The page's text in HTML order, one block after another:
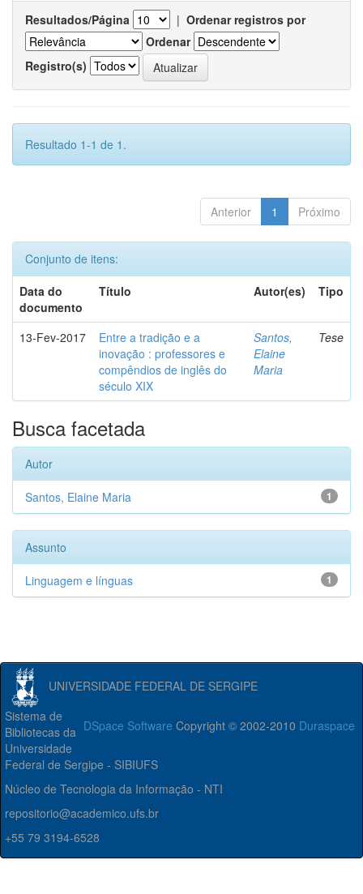
Resultados/Página | Ordenar registros por
Ordenar
Registro(s)
Resultado 1-1 de 1.
Anterior 1 Próximo
Conjunto de itens:
Data do
documento
Título Autor(es) Tipo
13-Fev-2017
Entre a tradição e a
inovação : professores e
compêndios de inglês do
século XIX
Santos,
Elaine
Maria
Tese
Busca facetada
Autor
1
Santos, Elaine Maria
Assunto
1
Linguagem e línguas
UNIVERSIDADE FEDERAL DE SERGIPE
DSpace Software Copyright © 2002-2010 Duraspace
Sistema de
Bibliotecas da
Universidade
Federal de Sergipe - SIBIUFS
Núcleo de Tecnologia da Informação - NTI
repositorio@academico.ufs.br
+55 79 3194-6528